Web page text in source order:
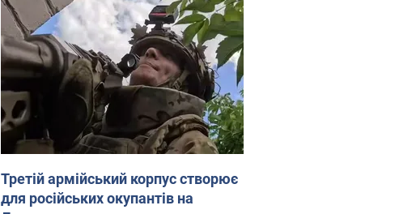
Третій армійський корпус створює
для російських окупантів на